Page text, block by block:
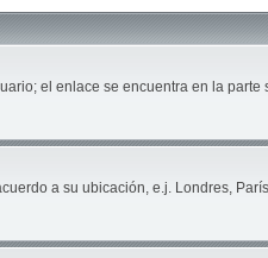
el enlace se encuentra en la parte
a su ubicación, e.j. Londres,